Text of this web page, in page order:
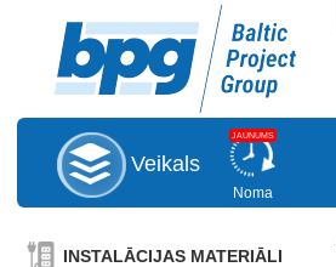
Veikals
JAUNUMS
Noma
INSTALĀCIJAS MATERIĀLI